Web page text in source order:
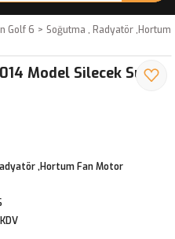
Golf 6 Soğutma , Radyatör ,Hortum
Model Silecek Su
,Hortum Fan Motor